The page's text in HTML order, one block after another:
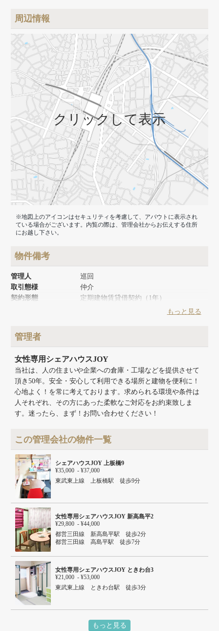
分）
周辺情報
クリックして表示
※地図上のアイコンはセキュリティを考慮して、アバウトに表示され
ている場合がございます。内覧の際は、管理会社からお伝えする住所
にお越し下さい。
物件備考
管理人
巡回
取引態様
仲介
契約形態
定期建物賃貸借契約（1年）
建物面積
建物構造
もっと見る
管理者
女性専用シェアハウスJOY
当社は、人の住まいや企業への倉庫・工場などを提供させて
頂き50年。安全・安心して利用できる場所と建物を便利に！
心地よく！を常に考えております。求められる環境や条件は
人それぞれ、その方にあった柔軟なご対応をお約束致しま
す。迷ったら、まず！お問い合わせください！
この管理会社の物件一覧
シェアハウスJOY 上板橋9
¥35,000 - ¥37,000
東武東上線 上板橋駅 徒歩9分
女性専用シェアハウスJOY 新高島平2
¥29,800 - ¥44,000
都営三田線 新高島平駅 徒歩2分
都営三田線 高島平駅 徒歩7分
女性専用シェアハウスJOY ときわ台3
¥21,000 - ¥53,000
東武東上線 ときわ台駅 徒歩3分
もっと見る